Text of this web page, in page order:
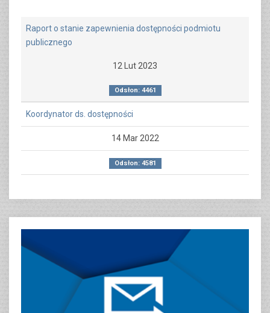
Raport o stanie zapewnienia dostępności podmiotu
publicznego
12 Lut 2023
Odsłon: 4461
Koordynator ds. dostępności
14 Mar 2022
Odsłon: 4581